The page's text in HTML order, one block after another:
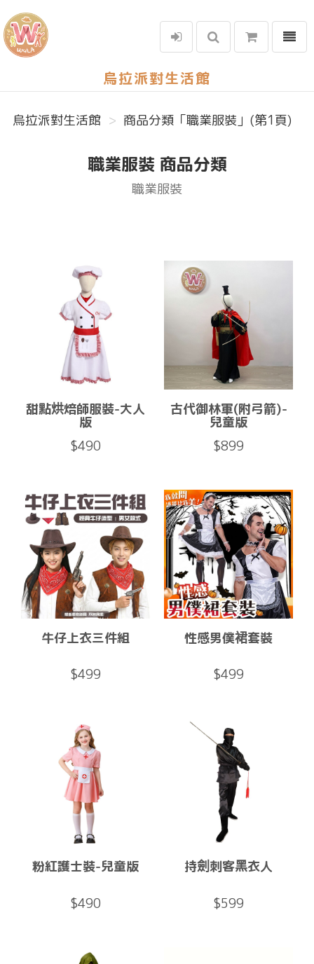
烏拉派對生活館
選單
烏拉派對生活館 商品分類「職業服裝」(第1頁)
職業服裝 商品分類
職業服裝
甜點烘焙師服裝-大人
版
$490
古代御林軍(附弓箭)-
兒童版
$899
牛仔上衣三件組
$499
性感男僕裙套裝
$499
粉紅護士裝-兒童版
$490
持劍刺客黑衣人
$599